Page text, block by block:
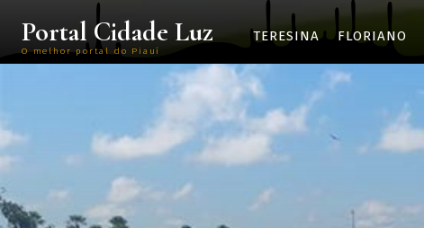
Portal Cidade Luz
O melhor portal do Piauí
TERESINA FLORIANO